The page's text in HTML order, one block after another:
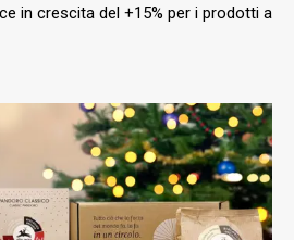
in crescita del +15% per i prodotti a